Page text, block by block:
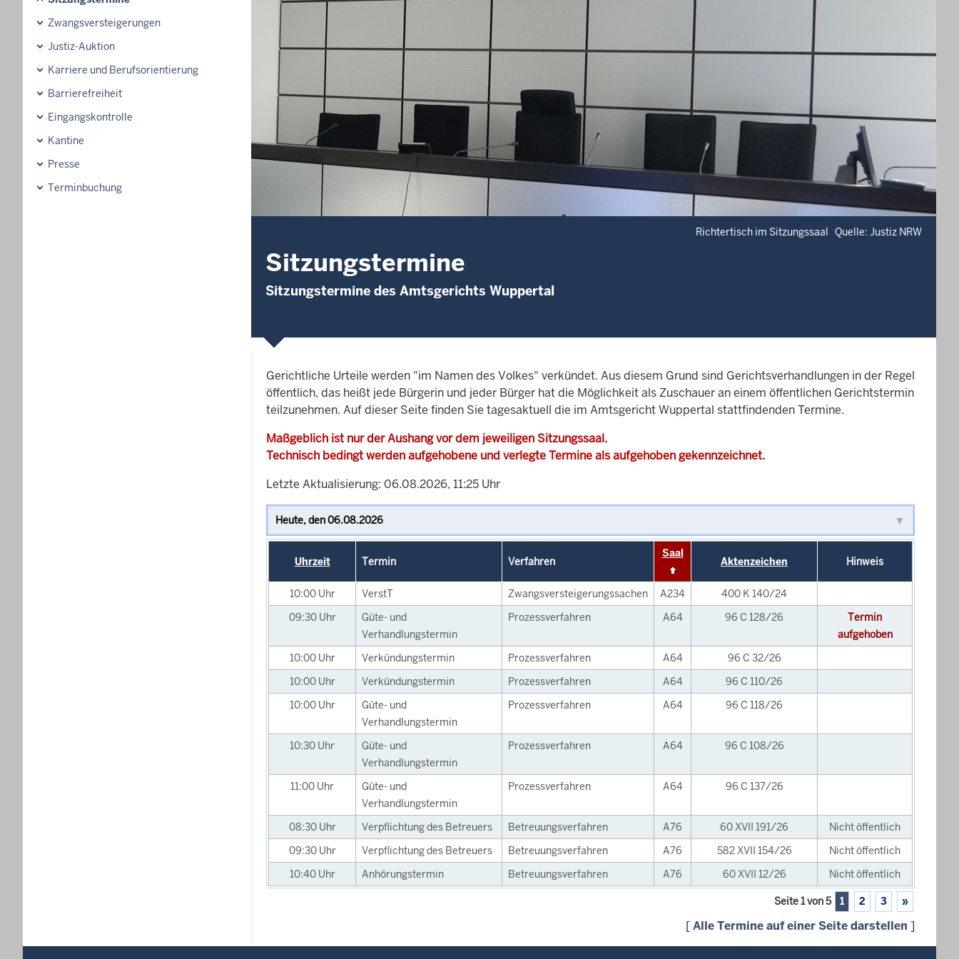
Zwangsversteigerungen
Justiz-Auktion
Karriere und Berufsorientierung
Barrierefreiheit
Eingangskontrolle
Kantine
Presse
Terminbuchung
Richtertisch im Sitzungssaal Quelle: Justiz NRW
Sitzungstermine
Sitzungstermine des Amtsgerichts Wuppertal
Gerichtliche Urteile werden "im Namen des Volkes" verkündet. Aus diesem Grund sind Gerichtsverhandlungen in der Regel
öffentlich, das heißt jede Bürgerin und jeder Bürger hat die Möglichkeit als Zuschauer an einem öffentlichen Gerichtstermin
teilzunehmen. Auf dieser Seite finden Sie tagesaktuell die im Amtsgericht Wuppertal stattfindenden Termine.
Maßgeblich ist nur der Aushang vor dem jeweiligen Sitzungssaal.
Technisch bedingt werden aufgehobene und verlegte Termine als aufgehoben gekennzeichnet.
Letzte Aktualisierung: 06.08.2026, 11:25 Uhr
Uhrzeit Termin Verfahren
Saal
Aktenzeichen Hinweis
10:00 Uhr VerstT Zwangsversteigerungssachen A234
400 K 140/24
09:30 Uhr
Güte- und
Verhandlungstermin
Prozessverfahren A64 96 C 128/26
Termin
aufgehoben
10:00 Uhr Verkündungstermin Prozessverfahren A64
96 C 32/26
10:00 Uhr Verkündungstermin Prozessverfahren A64
96 C 110/26
10:00 Uhr
Güte- und
Verhandlungstermin
Prozessverfahren A64 96 C 118/26
10:30 Uhr
Güte- und
Verhandlungstermin
Prozessverfahren A64 96 C 108/26
11:00 Uhr
Güte- und
Verhandlungstermin
Prozessverfahren A64 96 C 137/26
08:30 Uhr Verpflichtung des Betreuers Betreuungsverfahren A76 60 XVII 191/26
Nicht öffentlich
09:30 Uhr Verpflichtung des Betreuers Betreuungsverfahren A76 582 XVII 154/26
Nicht öffentlich
10:40 Uhr Anhörungstermin Betreuungsverfahren A76 60 XVII 12/26 Nicht öffentlich
Seite 1 von 5 1 2 3 »
[Alle Termine auf einer Seite darstellen ]